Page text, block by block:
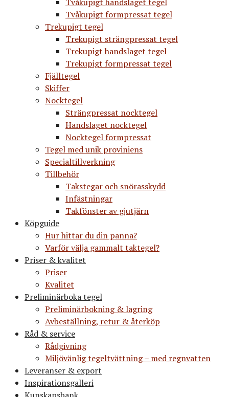
Tvåkupigt formpressat tegel
Trekupigt tegel
Trekupigt strängpressat tegel
Trekupigt handslaget tegel
Trekupigt formpressat tegel
Fjälltegel
Skiffer
Nocktegel
Strängpressat nocktegel
Handslaget nocktegel
Nocktegel formpressat
Tegel med unik proviniens
Specialtillverkning
Tillbehör
Takstegar och snörasskydd
Infästningar
Takfönster av gjutjärn
Köpguide
Hur hittar du din panna?
Varför välja gammalt taktegel?
Priser & kvalitet
Priser
Kvalitet
Preliminärboka tegel
Preliminärbokning & lagring
Avbeställning, retur & återköp
Råd & service
Rådgivning
Miljövänlig tegeltvättning – med regnvatten
Leveranser & export
Inspirationsgalleri